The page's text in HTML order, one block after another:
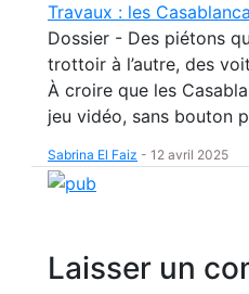
Travaux : les
Dossier - Des piétons
trottoir à l’autre, des
À croire que les
jeu vidéo, sans bouton
Sabrina El Faiz - 12 avril 2025
Laisser un